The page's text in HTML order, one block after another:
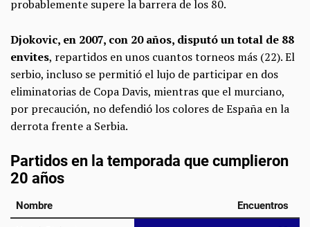
probablemente supere la barrera de los 80.
Djokovic, en 2007, con 20 años, disputó un total de 88
envites, repartidos en unos cuantos torneos más (22). El
serbio, incluso se permitió el lujo de participar en dos
eliminatorias de Copa Davis, mientras que el murciano,
por precaución, no defendió los colores de España en la
derrota frente a Serbia.